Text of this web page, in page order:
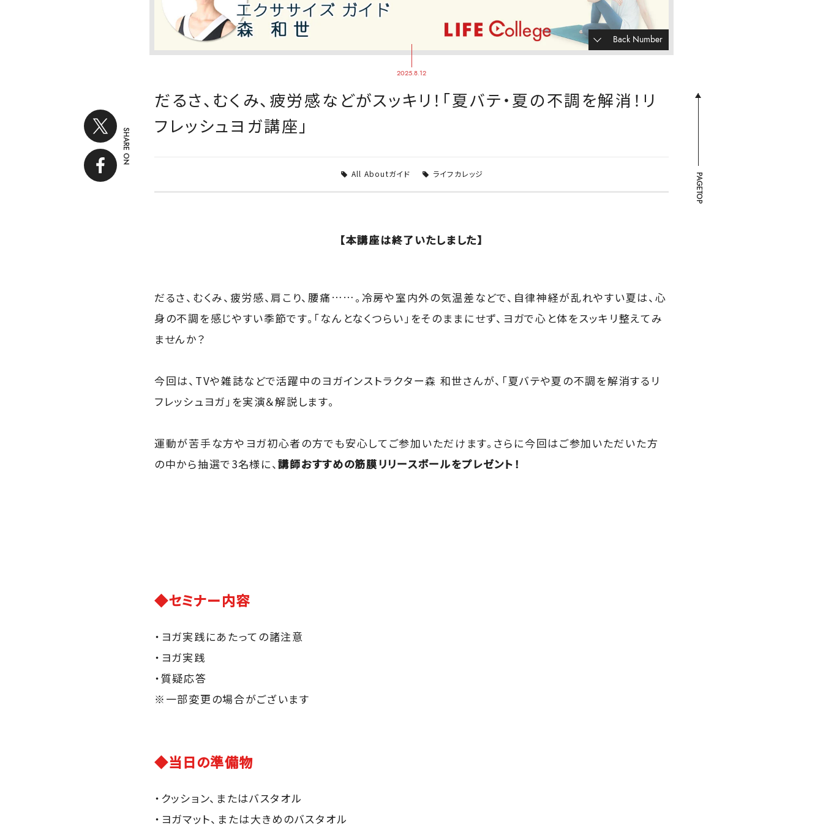
Back Number
2025.8.12
SHARE ON
だるさ、むくみ、疲労感などがスッキリ！「夏バテ・夏の不調を解消！リ
フレッシュヨガ講座」
All Aboutガイド ライフカレッジ
【本講座は終了いたしました】
だるさ、むくみ、疲労感、肩こり、腰痛……。冷房や室内外の気温差などで、自律神経が乱れやすい夏は、心
身の不調を感じやすい季節です。「なんとなくつらい」をそのままにせず、ヨガで心と体をスッキリ整えてみ
ませんか？
今回は、TVや雑誌などで活躍中のヨガインストラクター森 和世さんが、「夏バテや夏の不調を解消するリ
フレッシュヨガ」を実演＆解説します。
運動が苦手な方やヨガ初心者の方でも安心してご参加いただけます。さらに今回はご参加いただいた方
の中から抽選で3名様に、講師おすすめの筋膜リリースボールをプレゼント！
◆セミナー内容
・ヨガ実践にあたっての諸注意
・ヨガ実践
・質疑応答
※一部変更の場合がございます
◆当日の準備物
・クッション、またはバスタオル
・ヨガマット、または大きめのバスタオル
PAGETOP